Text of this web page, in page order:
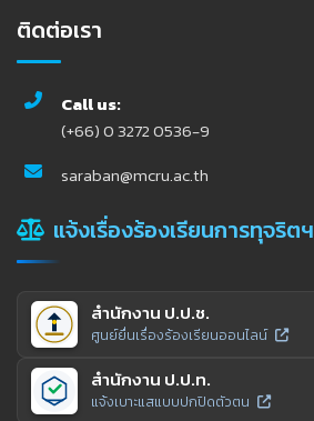
ติดต่อเรา
Call us:
(+66) 0 3272 0536-9
saraban@mcru.ac.th
แจ้งเรื่องร้องเรียนการทุจริตฯ
สำนักงาน ป.ป.ช.
ศูนย์ยื่นเรื่องร้องเรียนออนไลน์
สำนักงาน ป.ป.ท.
แจ้งเบาะแสแบบปกปิดตัวตน